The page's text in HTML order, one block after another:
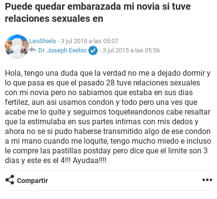
FAMILIA
NUTRICIÓN
SEXUALIDAD
GLOSARIO
Puede quedar embarazada mi novia si tuve
relaciones sexuales en
LeoShiels - 3 jul 2015 a las 05:07
Dr. Joseph Exebio
- 3 jul 2015 a las 05:56
Hola, tengo una duda que la verdad no me a dejado dormir y
lo que pasa es que el pasado 28 tuve relaciones sexuales
con mi novia pero no sabiamos que estaba en sus dias
fertilez, aun asi usamos condon y todo pero una ves que
acabe me lo quite y seguimos toqueteandonos cabe resaltar
que la estimulaba en sus partes intimas con mis dedos y
ahora no se si pudo haberse transmitido algo de ese condon
a mi mano cuando me loquite, tengo mucho miedo e incluso
le compre las pastillas postday pero dice que el limite son 3
dias y este es el 4!!! Ayudaa!!!!
Compartir